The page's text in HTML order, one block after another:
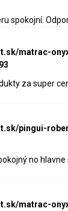
spokojní.
matrac-
za super
pingui-
no
matrac-